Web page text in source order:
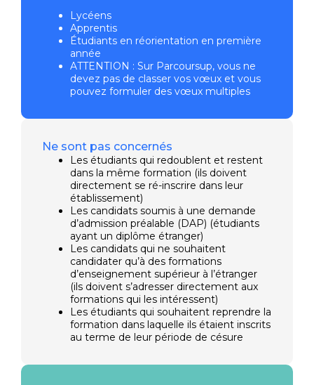
Lycéens
Apprentis
Étudiants en réorientation en première
année
ATTENTION : Sur Parcoursup, vous ne
devez pas de classer vos vœux et vous
pouvez formuler des vœux multiples
Ne sont pas concernés
Les étudiants qui redoublent et restent
dans la même formation (ils doivent
directement se ré-inscrire dans leur
établissement)
Les candidats soumis à une demande
d’admission préalable (DAP) (étudiants
ayant un diplôme étranger)
Les candidats qui ne souhaitent
candidater qu’à des formations
d’enseignement supérieur à l’étranger
(ils doivent s’adresser directement aux
formations qui les intéressent)
Les étudiants qui souhaitent reprendre la
formation dans laquelle ils étaient inscrits
au terme de leur période de césure